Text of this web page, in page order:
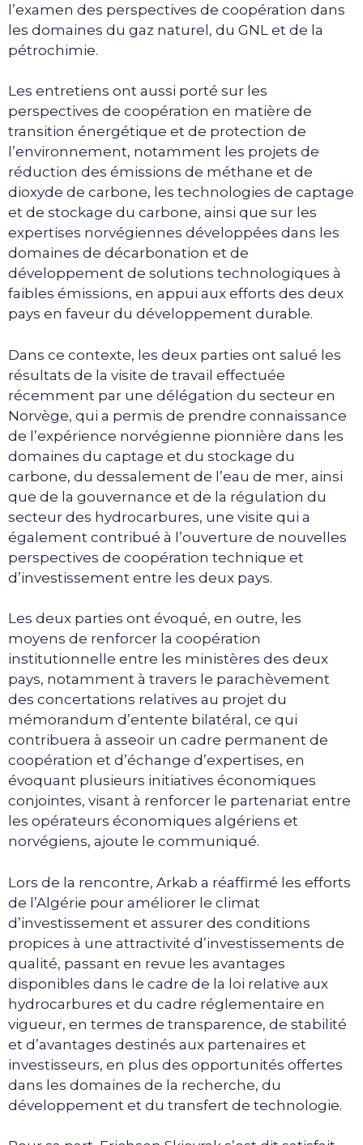
l’examen des perspectives de coopération dans
les domaines du gaz naturel, du GNL et de la
pétrochimie.
Les entretiens ont aussi porté sur les
perspectives de coopération en matière de
transition énergétique et de protection de
l’environnement, notamment les projets de
réduction des émissions de méthane et de
dioxyde de carbone, les technologies de captage
et de stockage du carbone, ainsi que sur les
expertises norvégiennes développées dans les
domaines de décarbonation et de
développement de solutions technologiques à
faibles émissions, en appui aux efforts des deux
pays en faveur du développement durable.
Dans ce contexte, les deux parties ont salué les
résultats de la visite de travail effectuée
récemment par une délégation du secteur en
Norvège, qui a permis de prendre connaissance
de l’expérience norvégienne pionnière dans les
domaines du captage et du stockage du
carbone, du dessalement de l’eau de mer, ainsi
que de la gouvernance et de la régulation du
secteur des hydrocarbures, une visite qui a
également contribué à l’ouverture de nouvelles
perspectives de coopération technique et
d’investissement entre les deux pays.
Les deux parties ont évoqué, en outre, les
moyens de renforcer la coopération
institutionnelle entre les ministères des deux
pays, notamment à travers le parachèvement
des concertations relatives au projet du
mémorandum d’entente bilatéral, ce qui
contribuera à asseoir un cadre permanent de
coopération et d’échange d’expertises, en
évoquant plusieurs initiatives économiques
conjointes, visant à renforcer le partenariat entre
les opérateurs économiques algériens et
norvégiens, ajoute le communiqué.
Lors de la rencontre, Arkab a réaffirmé les efforts
de l’Algérie pour améliorer le climat
d’investissement et assurer des conditions
propices à une attractivité d’investissements de
qualité, passant en revue les avantages
disponibles dans le cadre de la loi relative aux
hydrocarbures et du cadre réglementaire en
vigueur, en termes de transparence, de stabilité
et d’avantages destinés aux partenaires et
investisseurs, en plus des opportunités offertes
dans les domaines de la recherche, du
développement et du transfert de technologie.